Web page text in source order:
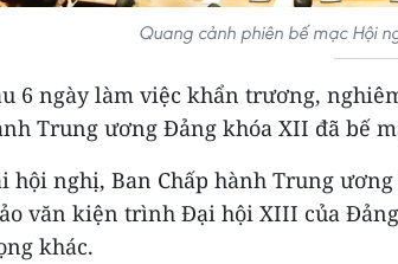
Quang cảnh phiên bế mạc Hội
6 ngày làm việc khẩn trương,
Trung ương Đảng khóa XII đã bế
hội nghị, Ban Chấp hành Trung
văn kiện trình Đại hội XIII của
khác.